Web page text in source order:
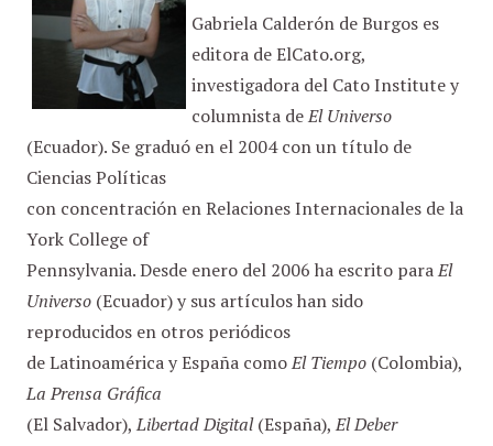
Gabriela Calderón de Burgos es
editora de ElCato.org,
investigadora del Cato Institute y
columnista deEl Universo
(Ecuador). Se graduó en el 2004 con un título de
Ciencias Políticas
con concentración en Relaciones Internacionales de la
York College of
Pennsylvania. Desde enero del 2006 ha escrito paraEl
Universo (Ecuador) y sus artículos han sido
reproducidos en otros periódicos
de Latinoamérica y España comoEl Tiempo (Colombia),
La Prensa Gráfica
(El Salvador),Libertad Digital(España),El Deber